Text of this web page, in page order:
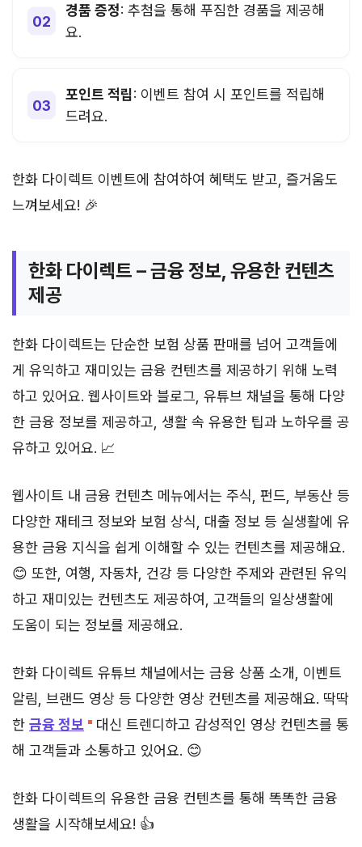
경품 증정: 추첨을 통해 푸짐한 경품을 제공해
요.
포인트 적립: 이벤트 참여 시 포인트를 적립해
드려요.
한화 다이렉트 이벤트에 참여하여 혜택도 받고, 즐거움도
느껴보세요! 🎉
한화 다이렉트 – 금융 정보, 유용한 컨텐츠
제공
한화 다이렉트는 단순한 보험 상품 판매를 넘어 고객들에
게 유익하고 재미있는 금융 컨텐츠를 제공하기 위해 노력
하고 있어요. 웹사이트와 블로그, 유튜브 채널을 통해 다양
한 금융 정보를 제공하고, 생활 속 유용한 팁과 노하우를 공
유하고 있어요. 📈
웹사이트 내 금융 컨텐츠 메뉴에서는 주식, 펀드, 부동산 등
다양한 재테크 정보와 보험 상식, 대출 정보 등 실생활에 유
용한 금융 지식을 쉽게 이해할 수 있는 컨텐츠를 제공해요.
😊 또한, 여행, 자동차, 건강 등 다양한 주제와 관련된 유익
하고 재미있는 컨텐츠도 제공하여, 고객들의 일상생활에
도움이 되는 정보를 제공해요.
한화 다이렉트 유튜브 채널에서는 금융 상품 소개, 이벤트
알림, 브랜드 영상 등 다양한 영상 컨텐츠를 제공해요. 딱딱
한 금융 정보
대신 트렌디하고 감성적인 영상 컨텐츠를 통
해 고객들과 소통하고 있어요. 😊
한화 다이렉트의 유용한 금융 컨텐츠를 통해 똑똑한 금융
생활을 시작해보세요! 👍